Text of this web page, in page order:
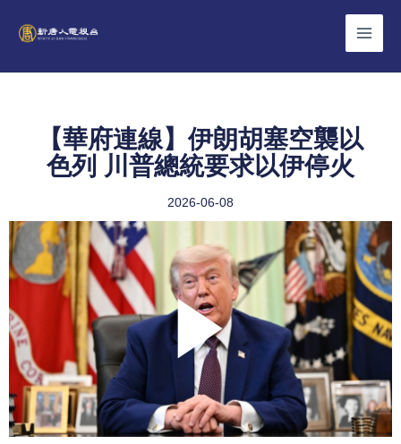
【華府連線】伊朗胡塞空襲以
色列 川普總統要求以伊停火
2026-06-08
Play
Video